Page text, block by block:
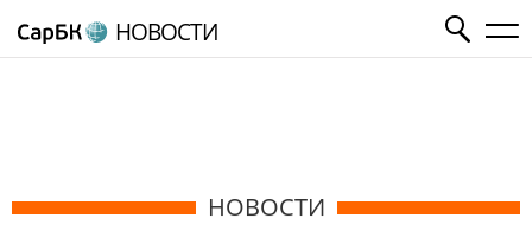
НОВОСТИ
НОВОСТИ